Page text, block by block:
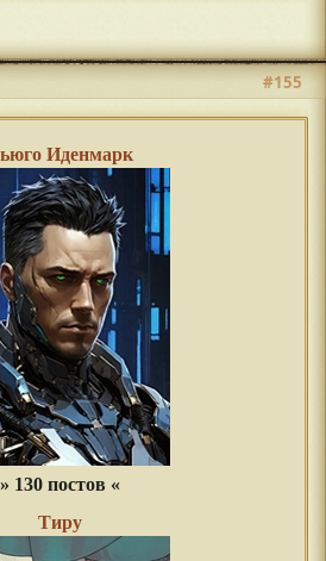
#155
Иденмарк
» 130 постов «
Тиру